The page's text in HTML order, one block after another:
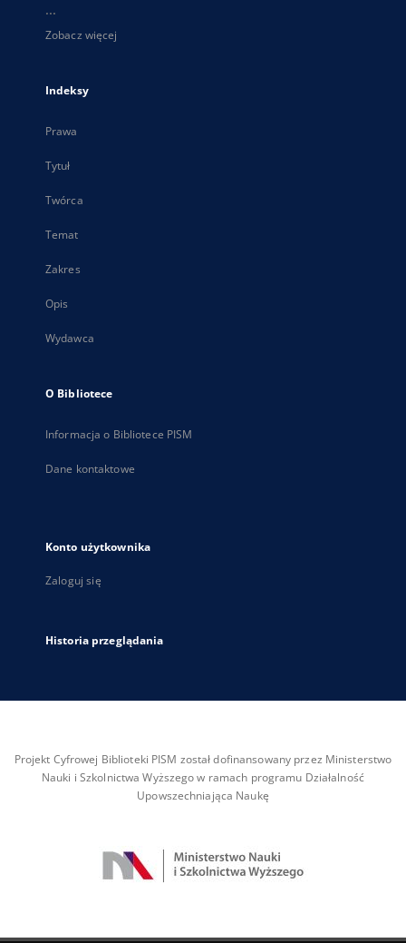
...
Zobacz więcej
Indeksy
Prawa
Tytuł
Twórca
Temat
Zakres
Opis
Wydawca
O Bibliotece
Informacja o Bibliotece PISM
Dane kontaktowe
Konto użytkownika
Zaloguj się
Historia przeglądania
Projekt Cyfrowej Biblioteki PISM został dofinansowany przez Ministerstwo
Nauki i Szkolnictwa Wyższego w ramach programu Działalność
Upowszechniająca Naukę